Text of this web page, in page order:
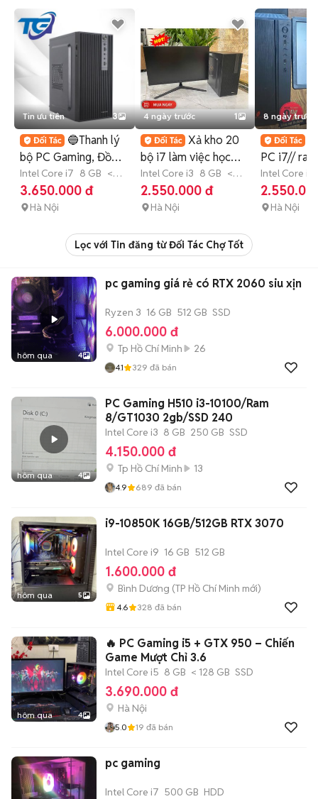
Tin ưu tiên 3
🔵Thanh lý
bộ PC Gaming, Đồ
hoạ, Livestream giá
rẻ
Intel Core i7 8 GB <
128 GB
SSD
3.650.000 đ
Hà Nội
4 ngày trước 1
Xả kho 20
bộ i7 làm việc học
tập chơi game giá rẻ
Intel Core i3 8 GB <
128 GB SSD
2.550.000 đ
Hà Nội
8 ngày trước
PC i7//
phòng,
Intel Core i7
GB SSD
Hà Nội
Lọc với Tin đăng từ Đối Tác Chợ Tốt
hôm qua 4
pc gaming giá rẻ có RTX 2060 siu xịn
Ryzen 3 16 GB 512 GB SSD
6.000.000 đ
Tp Hồ Chí Minh 26
4.1 329 đã bán
hôm qua 4
PC Gaming H510 i3-10100/Ram
8/GT1030 2gb/SSD 240
Intel Core i3 8 GB 250 GB SSD
4.150.000 đ
Tp Hồ Chí Minh 13
4.9 689 đã bán
hôm qua 5
i9-10850K 16GB/512GB RTX 3070
Intel Core i9 16 GB 512 GB
1.600.000 đ
Bình Dương (TP Hồ Chí Minh mới)
4.6 328 đã bán
hôm qua 4
🔥 PC Gaming i5 + GTX 950 – Chiến
Game Mượt Chỉ 3.6
Intel Core i5 8 GB < 128 GB SSD
3.690.000 đ
Hà Nội
5.0 19 đã bán
pc gaming
Intel Core i7 500 GB HDD